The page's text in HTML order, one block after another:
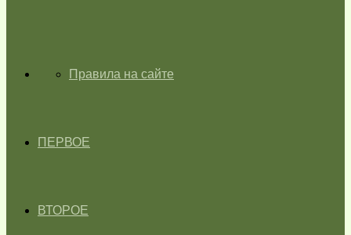
ГЛАВНАЯПравила на сайте
ПЕРВОЕ
ВТОРОЕ